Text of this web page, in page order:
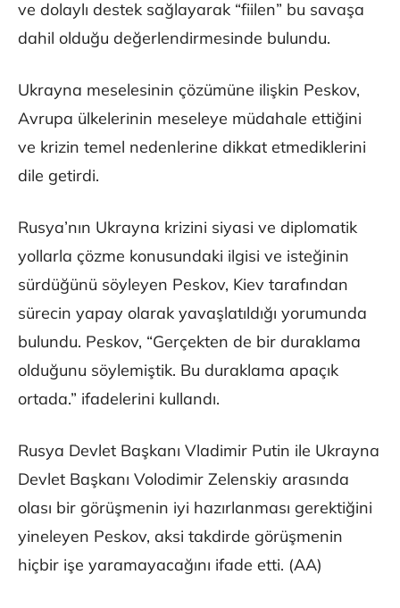
ve dolaylı destek sağlayarak “fiilen” bu savaşa
dahil olduğu değerlendirmesinde bulundu.
Ukrayna meselesinin çözümüne ilişkin Peskov,
Avrupa ülkelerinin meseleye müdahale ettiğini
ve krizin temel nedenlerine dikkat etmediklerini
dile getirdi.
Rusya’nın Ukrayna krizini siyasi ve diplomatik
yollarla çözme konusundaki ilgisi ve isteğinin
sürdüğünü söyleyen Peskov, Kiev tarafından
sürecin yapay olarak yavaşlatıldığı yorumunda
bulundu. ​​​​​​​Peskov, “Gerçekten de bir duraklama
olduğunu söylemiştik. Bu duraklama apaçık
ortada.” ifadelerini kullandı.
Rusya Devlet Başkanı Vladimir Putin ile Ukrayna
Devlet Başkanı Volodimir Zelenskiy arasında
olası bir görüşmenin iyi hazırlanması gerektiğini
yineleyen Peskov, aksi takdirde görüşmenin
hiçbir işe yaramayacağını ifade etti. (AA)